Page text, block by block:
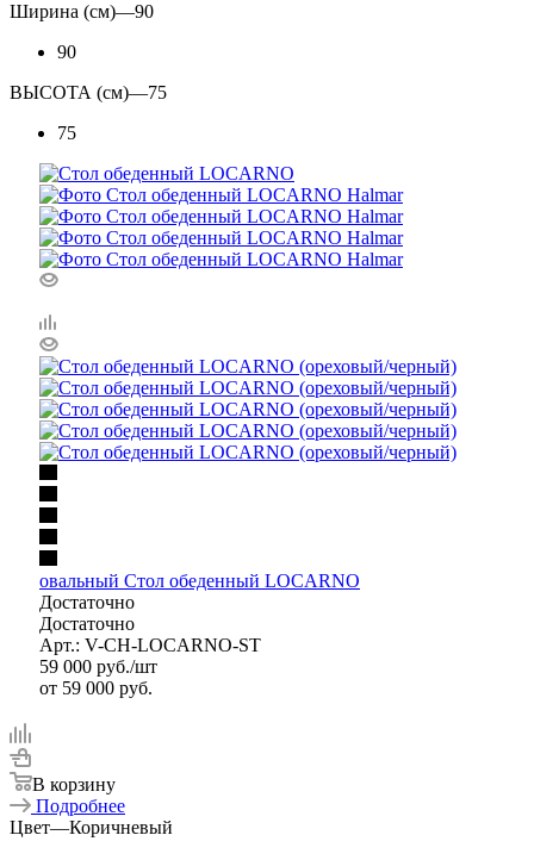
Ширина (см)—90
90
ВЫСОТА (см)—75
75
овальный Стол обеденный LOCARNO
Достаточно
Достаточно
Арт.: V-CH-LOCARNO-ST
59 000 руб./шт
от 59 000 руб.
В корзину
Подробнее
Цвет—Коричневый